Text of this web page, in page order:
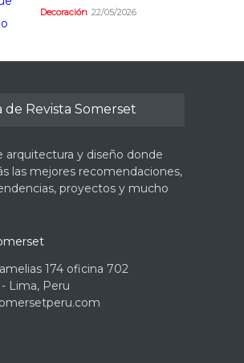
Decoración 22/05/2026
de Revista Somerset
arquitectura y diseño donde
las mejores recomendaciones,
proyectos y mucho
174 oficina 702
Lima, Peru